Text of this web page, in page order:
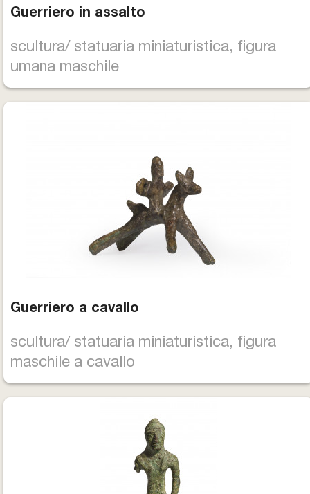
Guerriero in assalto
scultura/ statuaria miniaturistica, figura
umana maschile
Guerriero a cavallo
scultura/ statuaria miniaturistica, figura
maschile a cavallo